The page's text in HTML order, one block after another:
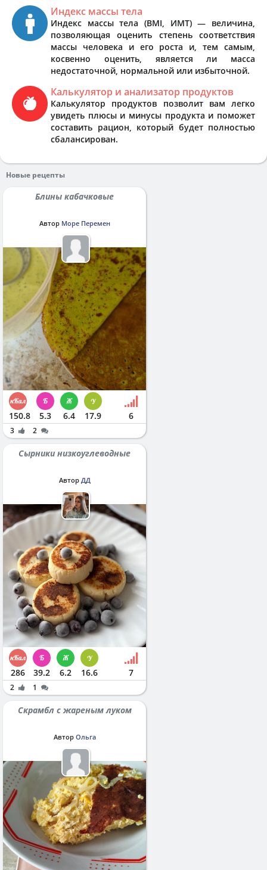
Индекс массы тела
Индекс массы тела (BMI, ИМТ) — величина,
позволяющая оценить степень соответствия
массы человека и его роста и, тем самым,
косвенно оценить, является ли масса
недостаточной, нормальной или избыточной.
Калькулятор и анализатор продуктов
Калькулятор продуктов позволит вам легко
увидеть плюсы и минусы продукта и поможет
составить рацион, который будет полностью
сбалансирован.
Новые рецепты
Блины кабачковые
Автор Море Перемен
150.8 5.3 6.4 17.9 6
3 2
Сырники низкоуглеводные
Автор ДД
286 39.2 6.2 16.6 7
2 1
Скрамбл с жареным луком
Автор Ольга